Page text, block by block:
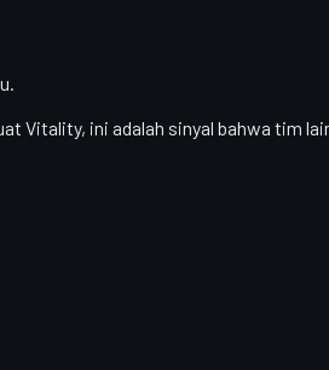
Vitality, ini adalah sinyal bahwa tim